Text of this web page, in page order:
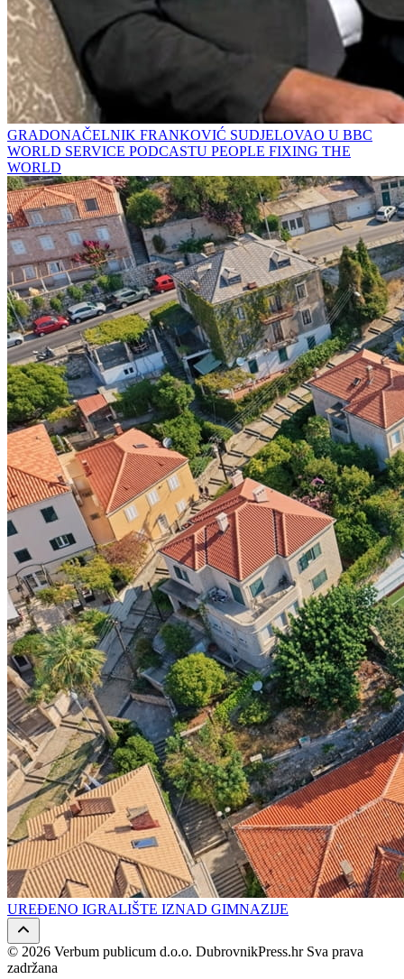
GRADONAČELNIK FRANKOVIĆ SUDJELOVAO U BBC
WORLD SERVICE PODCASTU PEOPLE FIXING THE
WORLD
UREĐENO IGRALIŠTE IZNAD GIMNAZIJE
© 2026 Verbum publicum d.o.o. DubrovnikPress.hr Sva prava
zadržana